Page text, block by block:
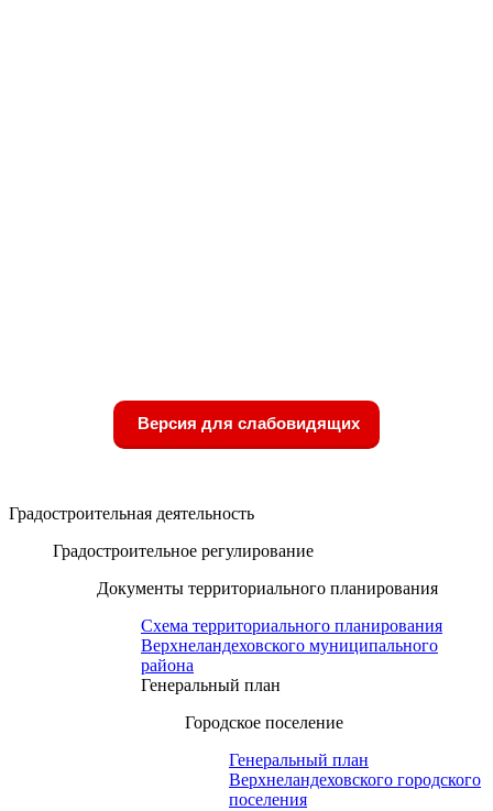
Версия для слабовидящих
Градостроительная деятельность
Градостроительное регулирование
Документы территориального планирования
Схема территориального планирования
Верхнеландеховского муниципального
района
Генеральный план
Городское поселение
Генеральный план
Верхнеландеховского городского
поселения